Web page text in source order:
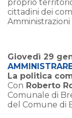
proprio
cittadini dei
Giovedì 29
La politica
Con Roberto
Comunale di
del Comune di